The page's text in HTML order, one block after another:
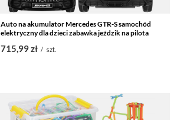
Auto na akumulator Mercedes GTR-S samochód
elektryczny dla dzieci zabawka jeździk na pilota
715,99 zł / szt.